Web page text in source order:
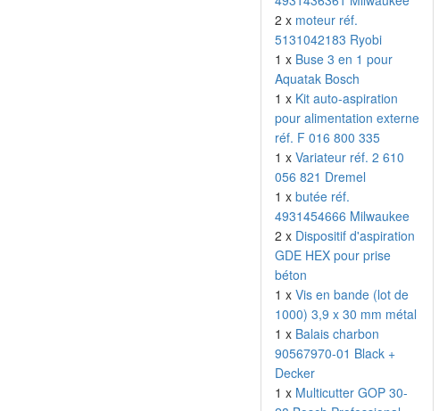
2 x moteur réf.
5131042183 Ryobi
1 x Buse 3 en 1 pour
Aquatak Bosch
1 x Kit auto-aspiration
pour alimentation externe
réf. F 016 800 335
1 x Variateur réf. 2 610
056 821 Dremel
1 x butée réf.
4931454666 Milwaukee
2 x Dispositif d'aspiration
GDE HEX pour prise
béton
1 x Vis en bande (lot de
1000) 3,9 x 30 mm métal
1 x Balais charbon
90567970-01 Black +
Decker
1 x Multicutter GOP 30-